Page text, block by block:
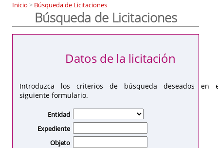
Inicio > Búsqueda de Licitaciones
Búsqueda de Licitaciones
Introduzca los criterios de búsqueda deseados en
siguiente formulario.
Datos de la licitación
Entidad
Expediente
Objeto